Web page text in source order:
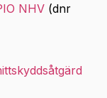
NHV (dnr